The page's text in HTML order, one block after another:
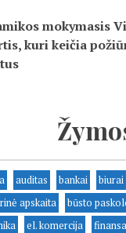
mokymasis
kuri keičia
auditas bankai biurai
apskaita
būsto
el. komercija